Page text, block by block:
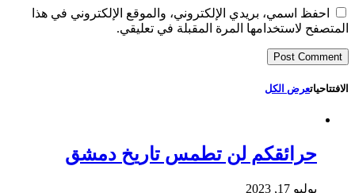
احفظ اسمي، بريدي الإلكتروني، والموقع الإلكتروني في هذا
المتصفح لاستخدامها المرة المقبلة في تعليقي.
الافتتاحياتعرض الكل
حرائقكم لن تطمس تاريخ دمشق
يوليو 17, 2023